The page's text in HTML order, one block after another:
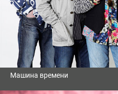
Машина времени